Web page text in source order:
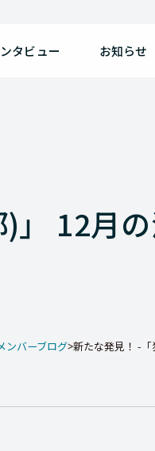
タビュー お知らせ
」 12月
ンバーブログ 新たな発見！ -